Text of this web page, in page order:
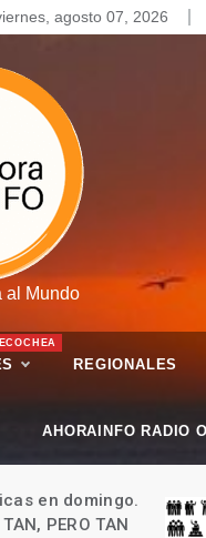
agosto 07, 2026
al Mundo
REGIONALES
AHORAINFO RADIO
en domingo.
TAN, PERO TAN